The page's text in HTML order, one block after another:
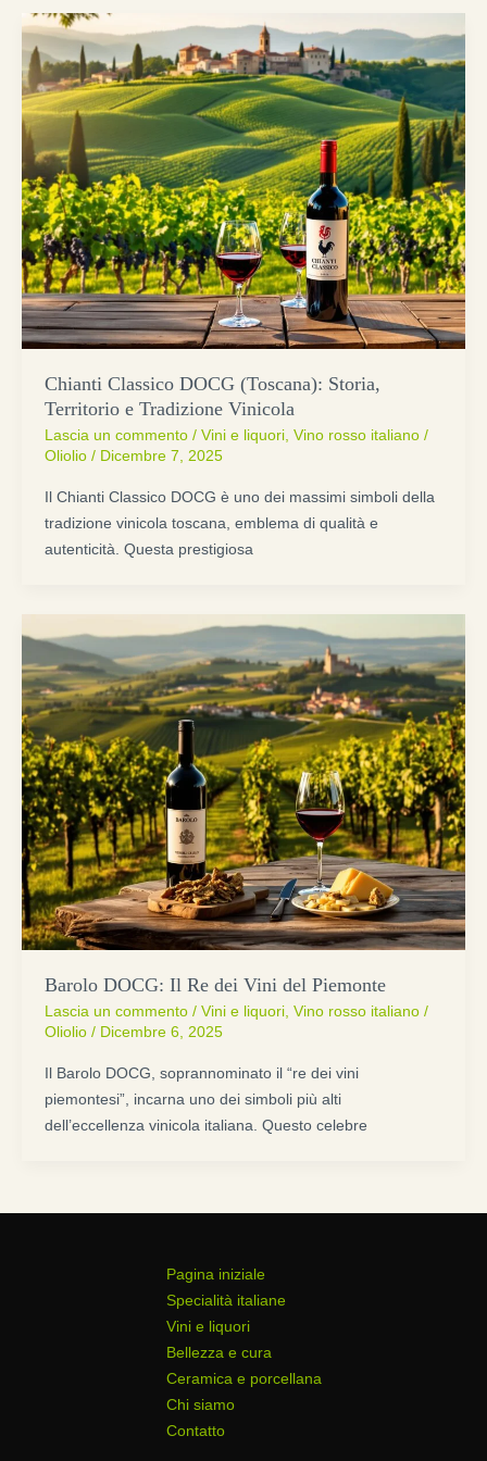
Chianti Classico DOCG (Toscana): Storia,
Territorio e Tradizione Vinicola
Lascia un commento / Vini e liquori, Vino rosso italiano/
Oliolio / Dicembre 7, 2025
Il Chianti Classico DOCG è uno dei massimi simboli della
tradizione vinicola toscana, emblema di qualità e
autenticità. Questa prestigiosa
Barolo DOCG: Il Re dei Vini del Piemonte
Lascia un commento / Vini e liquori, Vino rosso italiano/
Oliolio / Dicembre 6, 2025
Il Barolo DOCG, soprannominato il “re dei vini
piemontesi”, incarna uno dei simboli più alti
dell’eccellenza vinicola italiana. Questo celebre
Pagina iniziale
Specialità italiane
Vini e liquori
Bellezza e cura
Ceramica e porcellana
Chi siamo
Contatto